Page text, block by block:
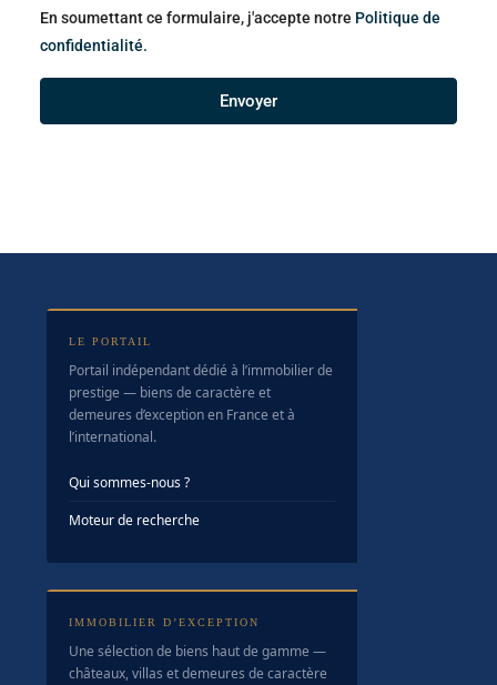
En soumettant ce formulaire, j'accepte notre Politique de
confidentialité.
Envoyer
LE PORTAIL
Portail indépendant dédié à l’immobilier de
prestige — biens de caractère et
demeures d’exception en France et à
l’international.
Qui sommes-nous ?
Moteur de recherche
IMMOBILIER D’EXCEPTION
Une sélection de biens haut de gamme —
châteaux, villas et demeures de caractère